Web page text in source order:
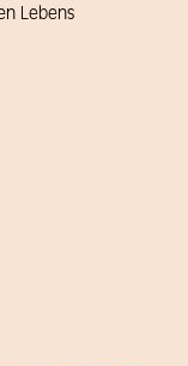
Lebens